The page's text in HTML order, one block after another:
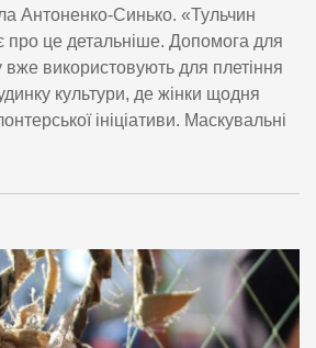
Антоненко-Синько. «Тульчин
про це детальніше. Допомога для
вже використовують для плетіння
культури, де жінки щодня
ініціативи. Маскувальні